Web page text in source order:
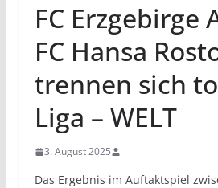
FC Erzgebirge
FC Hansa
trennen sich
Liga – WELT
3. August 2025
Das Ergebnis im Auftaktspiel